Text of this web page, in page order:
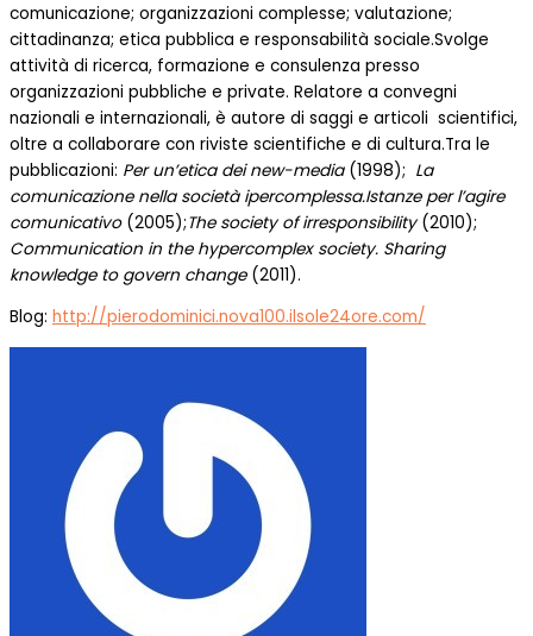
comunicazione; organizzazioni complesse; valutazione;
cittadinanza; etica pubblica e responsabilità sociale.Svolge
attività di ricerca, formazione e consulenza presso
organizzazioni pubbliche e private. Relatore a convegni
nazionali e internazionali, è autore di saggi e articoli scientifici,
oltre a collaborare con riviste scientifiche e di cultura.Tra le
pubblicazioni: Per un’etica dei new-media(1998); La
comunicazione nella società ipercomplessa.Istanze per l’agire
comunicativo (2005);The society of irresponsibility(2010);
Communication in the hypercomplex society. Sharing
knowledge to govern change (2011).
Blog: http://pierodominici.nova100.ilsole24ore.com/